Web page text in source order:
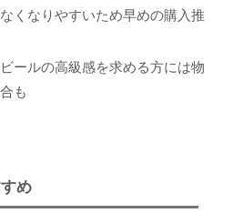
くなりやすいため早めの購入推
ールの高級感を求める方には物
も
め